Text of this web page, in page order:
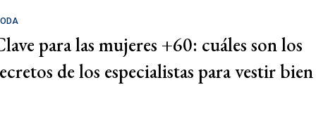
para las mujeres +60: cuáles son los
de los especialistas para vestir bien